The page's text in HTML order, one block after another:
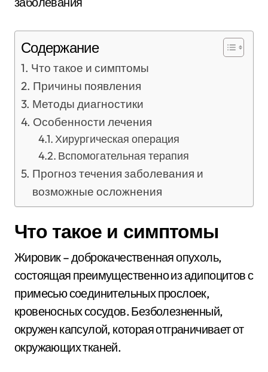
Содержание
Что такое и симптомы
Причины появления
Методы диагностики
Особенности лечения
Хирургическая операция
Вспомогательная терапия
Прогноз течения заболевания и
возможные осложнения
Что такое и симптомы
Жировик – доброкачественная опухоль,
состоящая преимущественно из адипоцитов с
примесью соединительных прослоек,
кровеносных сосудов. Безболезненный,
окружен капсулой, которая отграничивает от
окружающих тканей.